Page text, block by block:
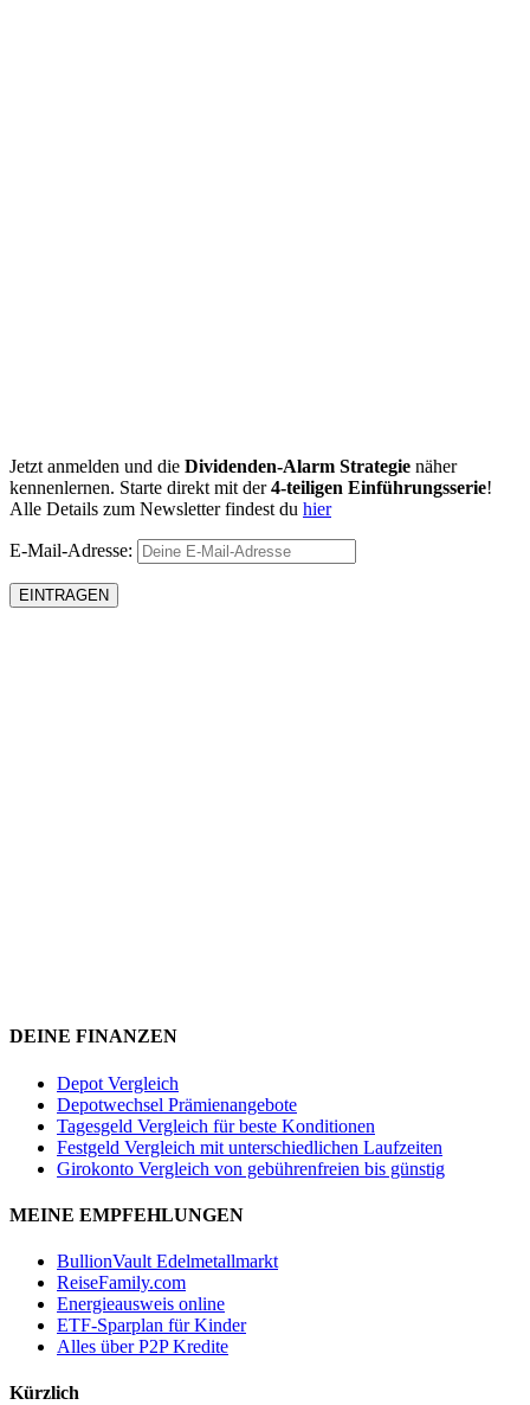
Jetzt anmelden und die Dividenden-Alarm Strategie näher
kennenlernen. Starte direkt mit der4-teiligen Einführungsserie!
Alle Details zum Newsletter findest du hier
E-Mail-Adresse:
DEINE FINANZEN
Depot Vergleich
Depotwechsel Prämienangebote
Tagesgeld Vergleich für beste Konditionen
Festgeld Vergleich mit unterschiedlichen Laufzeiten
Girokonto Vergleich von gebührenfreien bis günstig
MEINE EMPFEHLUNGEN
BullionVault Edelmetallmarkt
ReiseFamily.com
Energieausweis online
ETF-Sparplan für Kinder
Alles über P2P Kredite
Kürzlich